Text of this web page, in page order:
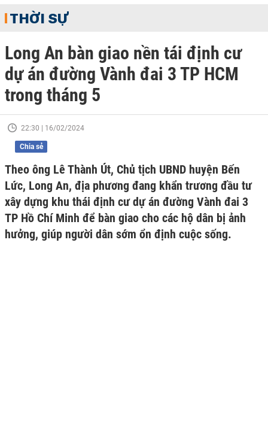
THỜI SỰ
Long An bàn giao nền tái định cư
dự án đường Vành đai 3 TP HCM
trong tháng 5
22:30 | 16/02/2024
Chia sẻ
Theo ông Lê Thành Út, Chủ tịch UBND huyện Bến
Lức, Long An, địa phương đang khẩn trương đầu tư
xây dựng khu thái định cư dự án đường Vành đai 3
TP Hồ Chí Minh để bàn giao cho các hộ dân bị ảnh
hưởng, giúp người dân sớm ổn định cuộc sống.